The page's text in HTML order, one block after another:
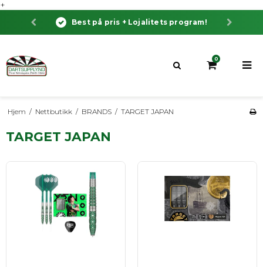
+
Best på pris + Lojalitets program!
0
Hjem / Nettbutikk / BRANDS / TARGET JAPAN
TARGET JAPAN